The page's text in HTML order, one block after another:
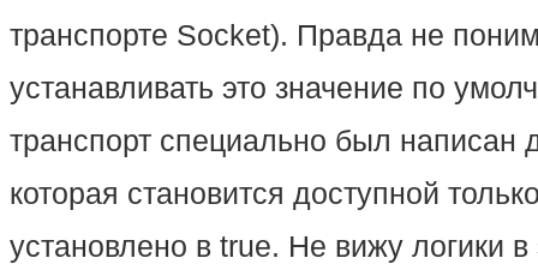
транспорте Socket). Правда не
устанавливать это значение по
транспорт специально был написан
которая становится доступной
установлено в true. Не вижу логики